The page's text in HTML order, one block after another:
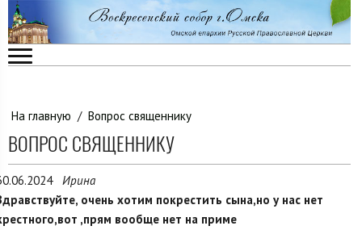
На главную / Вопрос священнику
ВОПРОС СВЯЩЕННИКУ
Ирина
очень хотим покрестить сына,но у нас нет
,прям вообще нет на приме